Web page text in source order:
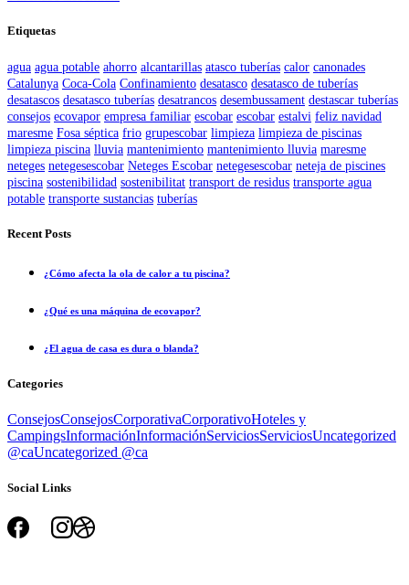
Etiquetas
agua agua potable ahorro alcantarillas atasco tuberías calor canonades
Catalunya Coca-Cola Confinamiento desatasco desatasco de tuberías
desatascos desatasco tuberías desatrancos desembussament destascar tuberías
consejos ecovapor empresa familiar escobar escobar estalvi feliz navidad
maresme Fosa séptica frio grupescobar limpieza limpieza de piscinas
limpieza piscina lluvia mantenimiento mantenimiento lluvia maresme
neteges netegesescobar Neteges Escobar netegesescobar neteja de piscines
piscina sostenibilidad sostenibilitat transport de residus transporte agua
potable transporte sustancias tuberías
Recent Posts
¿Cómo afecta la ola de calor a tu piscina?
¿Qué es una máquina de ecovapor?
¿El agua de casa es dura o blanda?
Categories
ConsejosConsejosCorporativaCorporativoHoteles y
CampingsInformaciónInformaciónServiciosServiciosUncategorized
@caUncategorized @ca
Social Links